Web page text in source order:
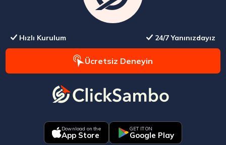
Hızlı Kurulum 24/7 Yanınızdayız
Ücretsiz Deneyin
Download on the
App Store
GET IT ON
Google Play